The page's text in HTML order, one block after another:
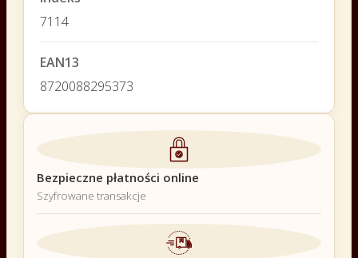
7114
EAN13
8720088295373
Bezpieczne płatności online
Szyfrowane transakcje